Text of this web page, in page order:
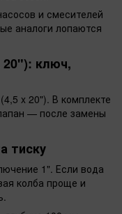
и смесителей
аналоги лопаются
20"): ключ,
x 20"). В комплекте
— после замены
тиску
1". Если вода
колба проще и